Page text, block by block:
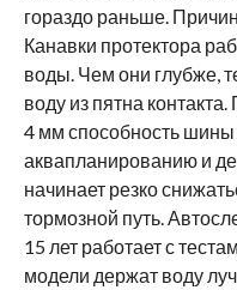
гораздо раньше.
Канавки протектора
воды. Чем они глубже,
воду из пятна
4 мм способность шины
аквапланированию и
начинает резко
тормозной путь.
15 лет работает с
модели держат воду